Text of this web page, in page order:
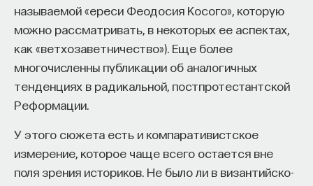
называемой «ереси Феодосия Косого», которую
можно рассматривать, в некоторых ее аспектах,
как «ветхозаветничество»). Еще более
многочисленны публикации об аналогичных
тенденциях в радикальной, постпротестантской
Реформации.
У этого сюжета есть и компаративистское
измерение, которое чаще всего остается вне
поля зрения историков. Не было ли в византийско-